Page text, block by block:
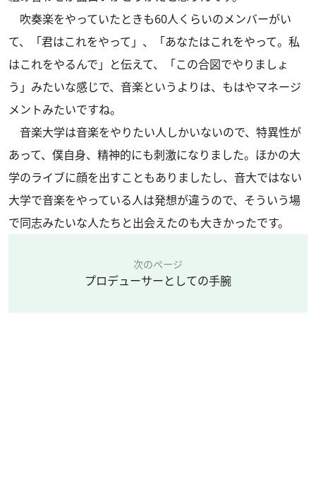
吹奏楽をやっていたときも60人くらいのメンバーがい
て、「君はこれをやって」、「あなたはこれをやって。私
はこれをやるんで」と伝えて、「この合図でやりましょ
う」みたいな感じで、音楽というよりは、もはやマネージ
メントみたいですね。
音楽大学は音楽をやりたい人しかいないので、特異性が
あって、僕自身、精神的にも刺激になりました。ほかの大
学のライブに顔を出すこともありましたし、音大ではない
大学で音楽をやっている人は発想が違うので、そういう場
で同志みたいな人たちと出会えたのも大きかったです。
次のページ
プロデューサーとしての手腕